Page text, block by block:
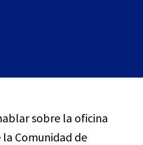
sobre la oficina
Comunidad de